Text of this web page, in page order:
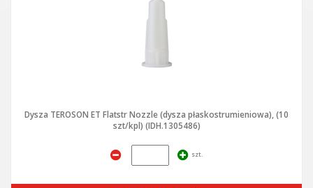
Dysza TEROSON ET Flatstr Nozzle (dysza płaskostrumieniowa), (10
szt/kpl) (IDH.1305486)
szt.